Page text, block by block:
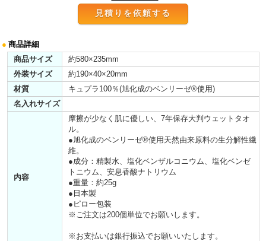
● 商品詳細
商品サイズ
約580×235mm
外装サイズ
約190×40×20mm
材質
キュプラ100％(旭化成のベンリーゼ®使用)
名入れサイズ
内容
摩擦が少なく肌に優しい、7年保存大判ウェットタオ
ル。
●旭化成のベンリーゼ®使用天然由来原料の生分解性繊
維。
●成分：精製水、塩化ベンザルコニウム、塩化ベンゼ
トニウム、安息香酸ナトリウム
●重量：約25g
●日本製
●ピロー包装
※ご注文は200個単位でお願いします。
※お支払いは銀行振込でお願いいたします。